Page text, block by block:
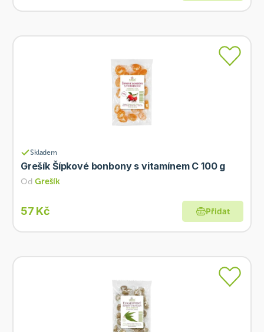
Skladem
Grešík Šípkové bonbony s vitamínem C 100 g
Od Grešík
57 Kč Přidat